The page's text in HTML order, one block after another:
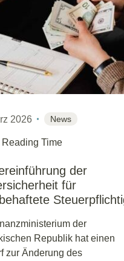
2026 News
Reading Time
der
für
der
Republik hat einen
zur Änderung des